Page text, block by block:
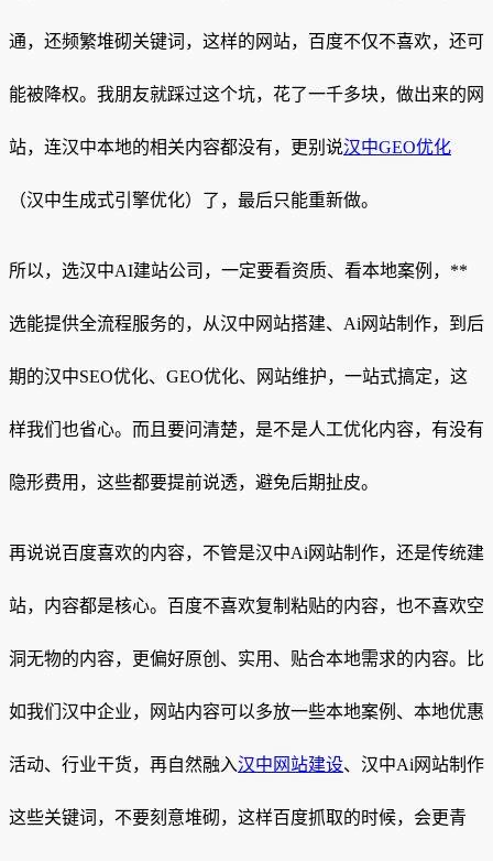
通，还频繁堆砌关键词，这样的网站，百度不仅不喜欢，还可
能被降权。我朋友就踩过这个坑，花了一千多块，做出来的网
站，连汉中本地的相关内容都没有，更别说汉中GEO优化
（汉中生成式引擎优化）了，最后只能重新做。
所以，选汉中AI建站公司，一定要看资质、看本地案例，**
选能提供全流程服务的，从汉中网站搭建、Ai网站制作，到后
期的汉中SEO优化、GEO优化、网站维护，一站式搞定，这
样我们也省心。而且要问清楚，是不是人工优化内容，有没有
隐形费用，这些都要提前说透，避免后期扯皮。
再说说百度喜欢的内容，不管是汉中Ai网站制作，还是传统建
站，内容都是核心。百度不喜欢复制粘贴的内容，也不喜欢空
洞无物的内容，更偏好原创、实用、贴合本地需求的内容。比
如我们汉中企业，网站内容可以多放一些本地案例、本地优惠
活动、行业干货，再自然融入汉中网站建设、汉中Ai网站制作
这些关键词，不要刻意堆砌，这样百度抓取的时候，会更青